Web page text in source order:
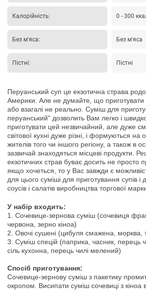
Калорійність: 0 - 300
Без м'яса: Без м'яса
Пістні: Пістні
Перуанський суп це екзотична страва
Америки. Але не думайте, що
або взагалі не реально. Суміш для
перуанський" дозволить Вам легко і
приготувати цей незвичайний, але дуже
світової кухні дуже різні, і формуються на
жителів того чи іншого регіону, а також в
зазвичай знаходяться місцеві продукти.
екзотичних страв буває досить не просто
якщо хочеться, то у Вас завжди є
для цього суміші для приготування супів і
соусів і салатів виробництва торгової
У набір входить:
1. Сочевице-зернова суміш (сочевиця
червона, зерно кіноа)
2. Овочі сушені (цибуля смажена, морква,
3. Суміш спецій (паприка, часник, перець
сіль кухонна, перець чилі мелений)
Спосіб приготування:
Сочевице-зернову суміш з пакетику
окропом. Висипати суміш сочевиці з кіноа